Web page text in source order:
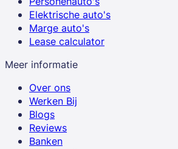
Elektrische auto's
Marge auto's
Lease calculator
Meer informatie
Over ons
Werken Bij
Blogs
Reviews
Banken